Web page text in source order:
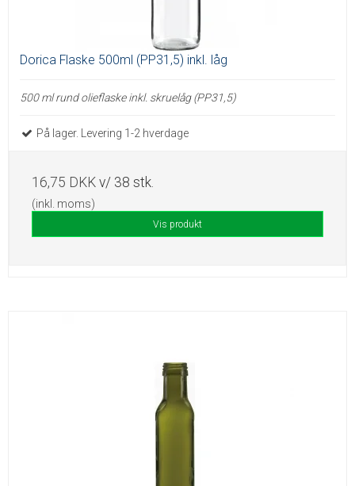
Dorica Flaske 500ml (PP31,5) inkl. låg
​500 ml rund olieflaske inkl. skruelåg (PP31,5)
På lager. Levering 1-2 hverdage
16,75 DKK v/ 38 stk.
(inkl. moms)
Vis produkt